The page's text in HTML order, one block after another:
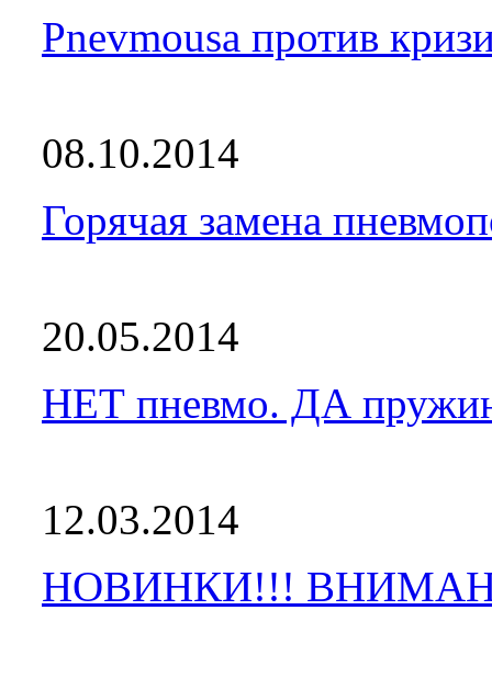
Pnevmousa против
08.10.2014
Горячая замена
20.05.2014
НЕТ пневмо. ДА
12.03.2014
НОВИНКИ!!!